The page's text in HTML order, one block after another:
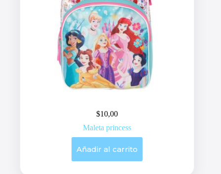
$10,00
Maleta princess
Añadir al carrito